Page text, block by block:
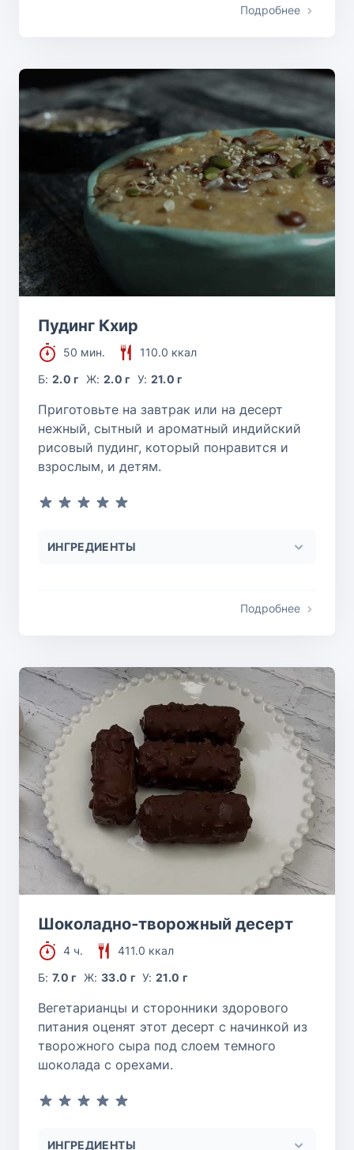
Подробнее
Пудинг Кхир
50 мин.
110.0 ккал
Б:2.0 г Ж: 2.0 г У: 21.0 г
Приготовьте на завтрак или на десерт
нежный, сытный и ароматный индийский
рисовый пудинг, который понравится и
взрослым, и детям.
ИНГРЕДИЕНТЫ
Подробнее
Шоколадно-творожный десерт
4 ч.
411.0 ккал
Б:7.0 г Ж: 33.0 г У:21.0 г
Вегетарианцы и сторонники здорового
питания оценят этот десерт с начинкой из
творожного сыра под слоем темного
шоколада с орехами.
ИНГРЕДИЕНТЫ